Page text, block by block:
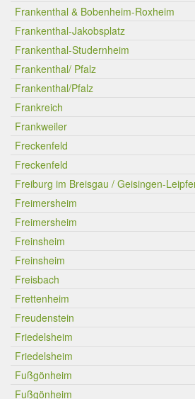
Frankenthal & Bobenheim-Roxheim
Frankenthal-Jakobsplatz
Frankenthal-Studernheim
Frankenthal/ Pfalz
Frankenthal/Pfalz
Frankreich
Frankweiler
Freckenfeld
Freckenfeld
Freiburg im Breisgau / Geisingen-
Freimersheim
Freimersheim
Freinsheim
Freinsheim
Freisbach
Frettenheim
Freudenstein
Friedelsheim
Friedelsheim
Fußgönheim
Fußgönheim